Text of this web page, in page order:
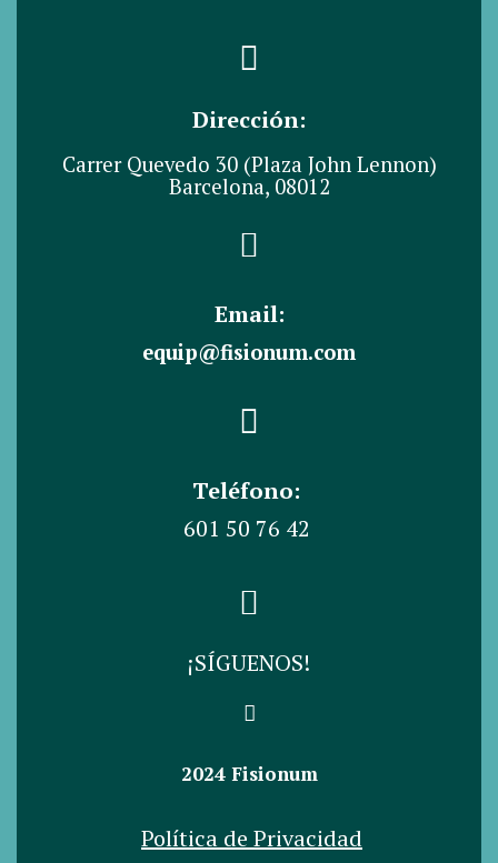
Dirección:
Carrer Quevedo 30 (Plaza John Lennon)
Barcelona, 08012
Email:
equip@fisionum.com
Teléfono:
601 50 76 42
¡SÍGUENOS!
2024 Fisionum
Política de Privacidad